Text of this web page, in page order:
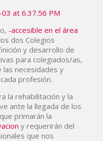
-accesible en el área
dos Colegios
y desarrollo de
para colegiados/as,
necesidades y
profesión.
la rehabilitación y la
ante la llegada de los
primarán la
y requerirán del
que nos